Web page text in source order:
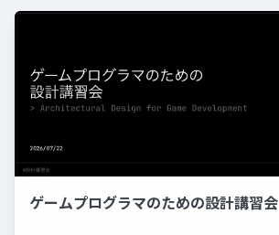
ゲームプログラマのための設計講習会